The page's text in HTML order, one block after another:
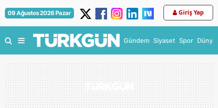
09 Ağustos 2026 Pazar Giriş Yap
Gündem Siyaset Spor Dünya